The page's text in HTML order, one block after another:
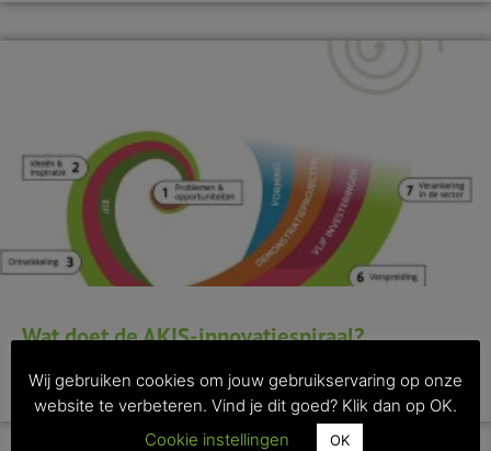
Wat doet de AKIS-innovatiespiraal?
>> Lees dit artikel
Wij gebruiken cookies om jouw gebruikservaring op onze
website te verbeteren. Vind je dit goed? Klik dan op OK.
Cookie instellingen
OK